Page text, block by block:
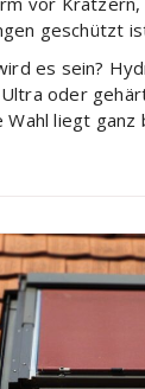
geschützt
es sein?
Ultra oder
Wahl liegt ganz